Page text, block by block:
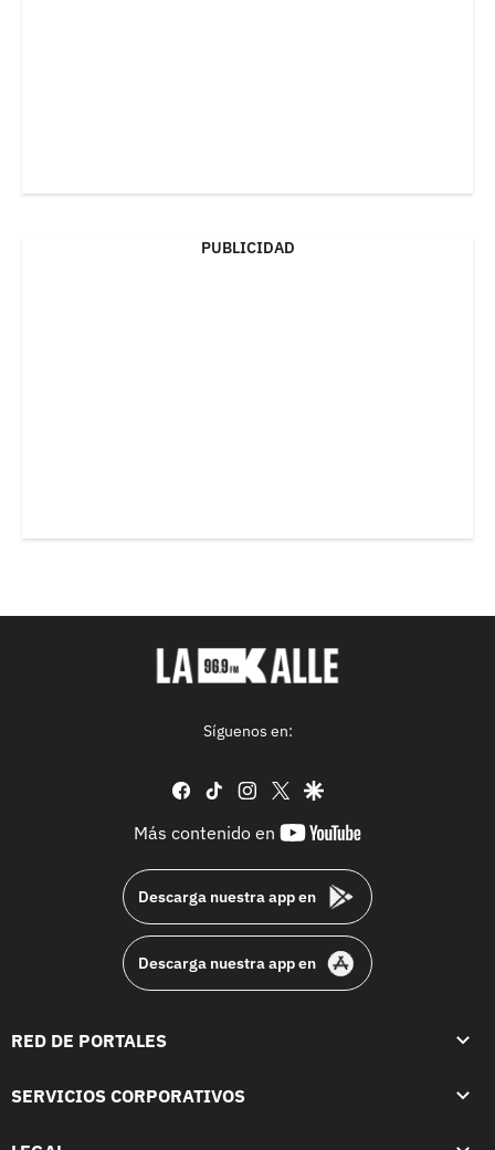
PUBLICIDAD
Síguenos en:
facebook
tiktok instagram
twittergoogle
Más contenido en
youtube-
Descarga nuestra app en
Descarga nuestra app en
RED DE PORTALES
SERVICIOS CORPORATIVOS